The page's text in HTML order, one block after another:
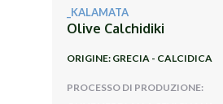
_KALAMATA
Olive Calchidiki
ORIGINE: GRECIA - CALCIDICA
PROCESSO DI PRODUZIONE: